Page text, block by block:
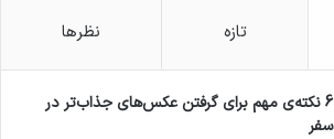
تازه نظرها
6 نکته‌ی مهم برای گرفتن عکس‌های جذاب‌تر در
سفر